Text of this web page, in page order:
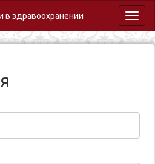
в здравоохранении